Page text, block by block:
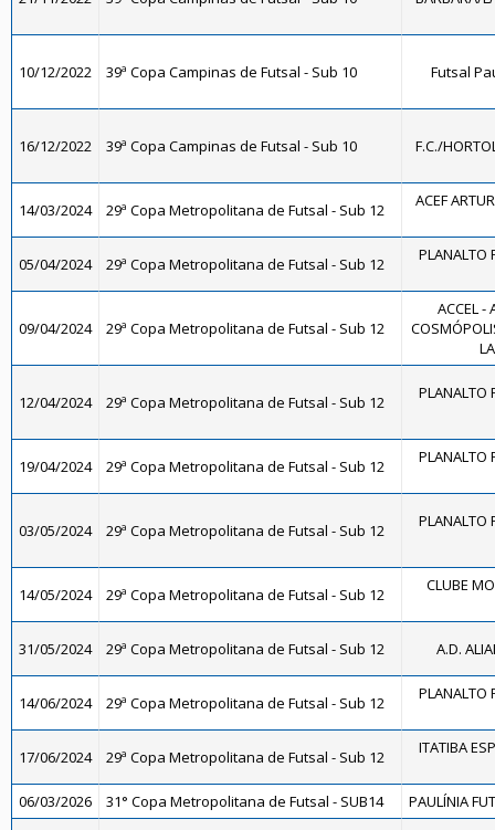
10/12/2022 39ª Copa Campinas de Futsal - Sub 10 Futsal
16/12/2022 39ª Copa Campinas de Futsal - Sub 10 F.C./
14/03/2024 29ª Copa Metropolitana de Futsal - Sub 12 ACEF
05/04/2024 29ª Copa Metropolitana de Futsal - Sub 12 PLANALTO
09/04/2024 29ª Copa Metropolitana de Futsal - Sub 12
ACCEL -
12/04/2024 29ª Copa Metropolitana de Futsal - Sub 12 PLANALTO
19/04/2024 29ª Copa Metropolitana de Futsal - Sub 12 PLANALTO
03/05/2024 29ª Copa Metropolitana de Futsal - Sub 12 PLANALTO
14/05/2024 29ª Copa Metropolitana de Futsal - Sub 12 CLUBE
31/05/2024 29ª Copa Metropolitana de Futsal - Sub 12 A.D.
14/06/2024 29ª Copa Metropolitana de Futsal - Sub 12 PLANALTO
17/06/2024 29ª Copa Metropolitana de Futsal - Sub 12 ITATIBA
06/03/2026 31° Copa Metropolitana de Futsal - SUB14 PAULÍNIA